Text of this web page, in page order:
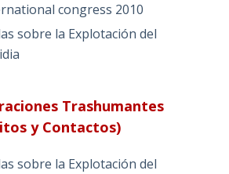
congress 2010
sobre la Explotación del
Trashumantes
y Contactos)
sobre la Explotación del